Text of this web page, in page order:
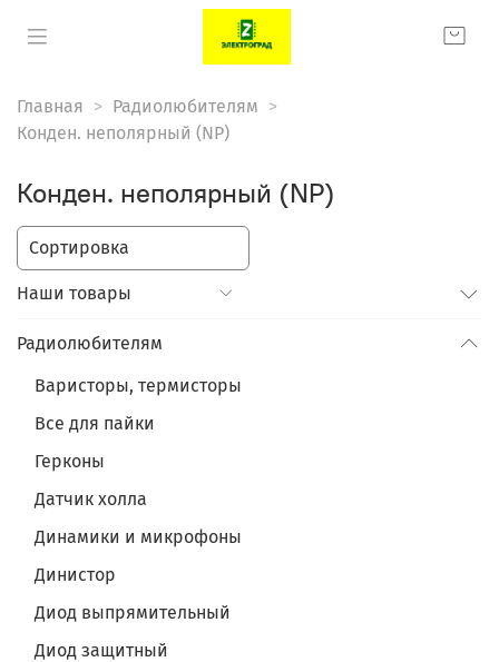
Главная
Радиолюбителям
Конден. неполярный (NP)
Конден. неполярный (NP)
Наши товары
Радиолюбителям
Варисторы, термисторы
Все для пайки
Герконы
Датчик холла
Динамики и микрофоны
Динистор
Диод выпрямительный
Диод защитный